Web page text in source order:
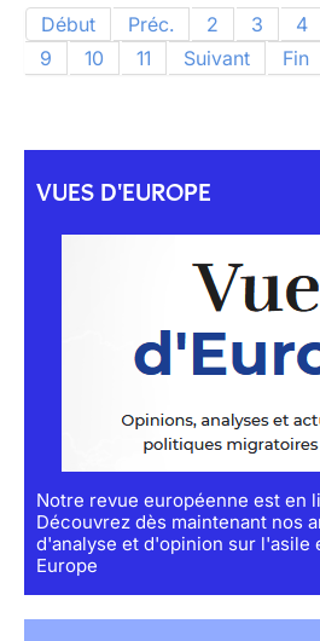
Début Préc. 2 3 4
9
10 11 Suivant Fin
VUES D'EUROPE
Notre revue européenne est en
Découvrez dès maintenant nos
d'analyse et d'opinion sur l'asile
Europe